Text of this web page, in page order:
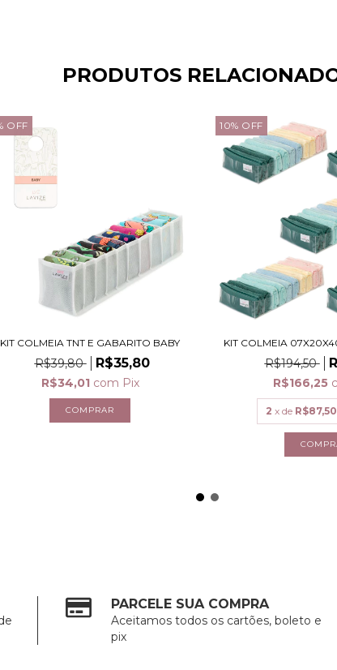
PRODUTOS
OFF
KIT COLMEIA TNT E GABARITO BABY
R$39,80 R$35,80
R$34,01 com Pix
10% OFF
KIT COLMEIA
R$194,50
R$166,25
2 x de R$87,50
PARCELE SUA COMPRA
Aceitamos todos os cartões, boleto e
pix